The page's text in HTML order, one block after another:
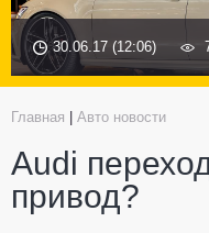
30.06.17 (12:06)
Главная Авто новости
Audi
привод?